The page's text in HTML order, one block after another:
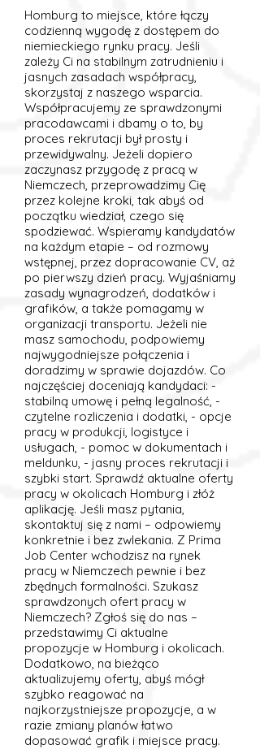
Homburg to miejsce, które łączy
codzienną wygodę z dostępem do
niemieckiego rynku pracy. Jeśli
zależy Ci na stabilnym zatrudnieniu i
jasnych zasadach współpracy,
skorzystaj z naszego wsparcia.
Współpracujemy ze sprawdzonymi
pracodawcami i dbamy o to, by
proces rekrutacji był prosty i
przewidywalny. Jeżeli dopiero
zaczynasz przygodę z pracą w
Niemczech, przeprowadzimy Cię
przez kolejne kroki, tak abyś od
początku wiedział, czego się
spodziewać. Wspieramy kandydatów
na każdym etapie – od rozmowy
wstępnej, przez dopracowanie CV, aż
po pierwszy dzień pracy. Wyjaśniamy
zasady wynagrodzeń, dodatków i
grafików, a także pomagamy w
organizacji transportu. Jeżeli nie
masz samochodu, podpowiemy
najwygodniejsze połączenia i
doradzimy w sprawie dojazdów. Co
najczęściej doceniają kandydaci: -
stabilną umowę i pełną legalność, -
czytelne rozliczenia i dodatki, - opcje
pracy w produkcji, logistyce i
usługach, - pomoc w dokumentach i
meldunku, - jasny proces rekrutacji i
szybki start. Sprawdź aktualne oferty
pracy w okolicach Homburg i złóż
aplikację. Jeśli masz pytania,
skontaktuj się z nami – odpowiemy
konkretnie i bez zwlekania. Z Prima
Job Center wchodzisz na rynek
pracy w Niemczech pewnie i bez
zbędnych formalności. Szukasz
sprawdzonych ofert pracy w
Niemczech? Zgłoś się do nas –
przedstawimy Ci aktualne
propozycje w Homburg i okolicach.
Dodatkowo, na bieżąco
aktualizujemy oferty, abyś mógł
szybko reagować na
najkorzystniejsze propozycje, a w
razie zmiany planów łatwo
dopasować grafik i miejsce pracy.